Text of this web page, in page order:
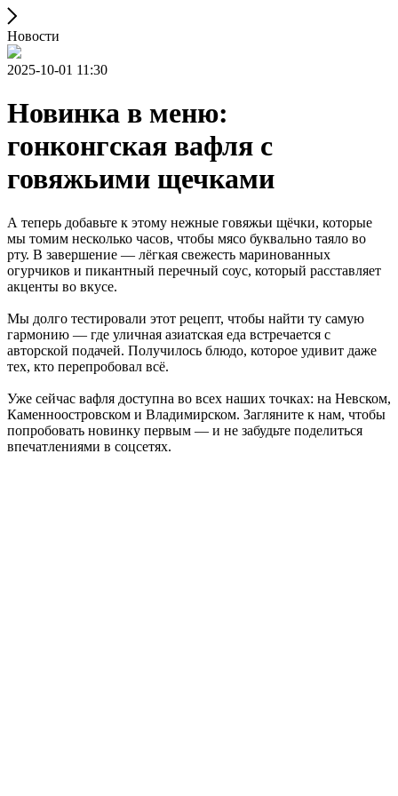
Новости
2025-10-01 11:30
Новинка в меню:
гонконгская вафля с
говяжьими щечками
А теперь добавьте к этому нежные говяжьи щёчки, которые
мы томим несколько часов, чтобы мясо буквально таяло во
рту. В завершение — лёгкая свежесть маринованных
огурчиков и пикантный перечный соус, который расставляет
акценты во вкусе.
Мы долго тестировали этот рецепт, чтобы найти ту самую
гармонию — где уличная азиатская еда встречается с
авторской подачей. Получилось блюдо, которое удивит даже
тех, кто перепробовал всё.
Уже сейчас вафля доступна во всех наших точках: на Невском,
Каменноостровском и Владимирском. Загляните к нам, чтобы
попробовать новинку первым — и не забудьте поделиться
впечатлениями в соцсетях.